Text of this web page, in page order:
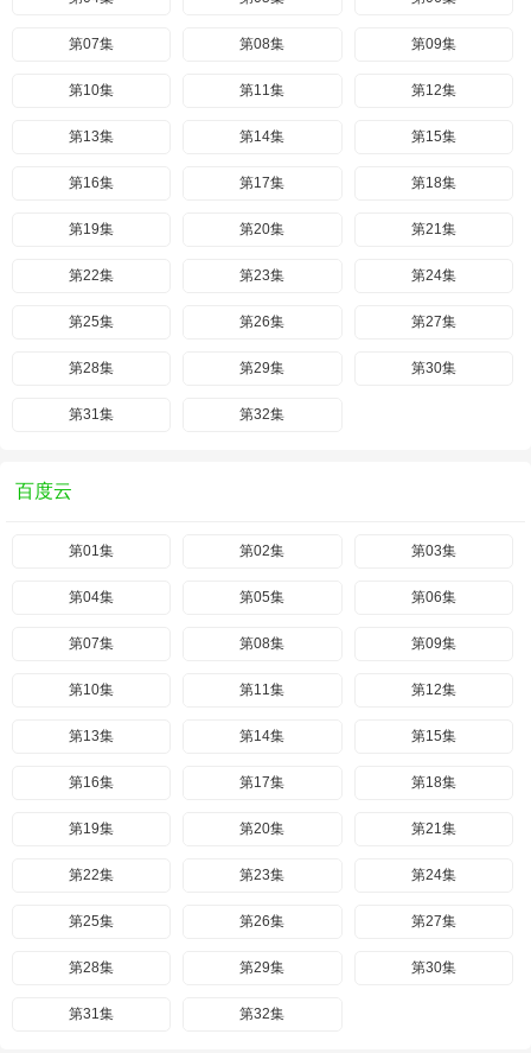
第07集 第08集 第09集
第10集 第11集 第12集
第13集 第14集 第15集
第16集 第17集 第18集
第19集 第20集 第21集
第22集 第23集 第24集
第25集 第26集 第27集
第28集 第29集 第30集
第31集 第32集
百度云
第01集 第02集 第03集
第04集 第05集 第06集
第07集 第08集 第09集
第10集 第11集 第12集
第13集 第14集 第15集
第16集 第17集 第18集
第19集 第20集 第21集
第22集 第23集 第24集
第25集 第26集 第27集
第28集 第29集 第30集
第31集 第32集